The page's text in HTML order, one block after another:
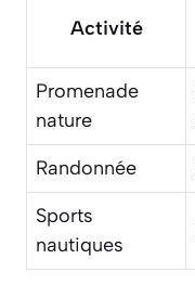
Activité
Promenade
nature
Randonnée
Sports
nautiques